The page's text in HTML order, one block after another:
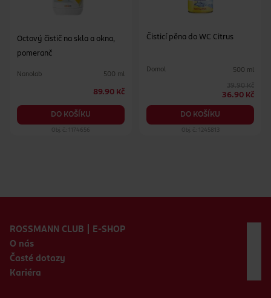
Octový čistič na skla a okna,
pomeranč
Nanolab 500 ml
89.90 Kč
DO KOŠÍKU
Obj. č.: 1174656
Čisticí pěna do WC Citrus
Domol 500 ml
39.90 Kč
36.90 Kč
DO KOŠÍKU
Obj. č.: 1245813
ROSSMANN CLUB | E-SHOP
O nás
Časté dotazy
Kariéra